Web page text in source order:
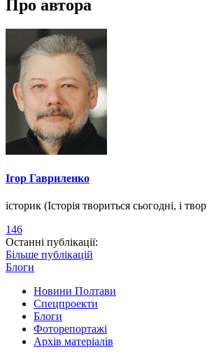
Про автора
Ігор Гавриленко
історик (Історія твориться сьогодні, і
146
Останні публікації:
Більше публікацій
Блоги
Новини Полтави
Спецпроекти
Блоги
Фоторепортажі
Архів матеріалів